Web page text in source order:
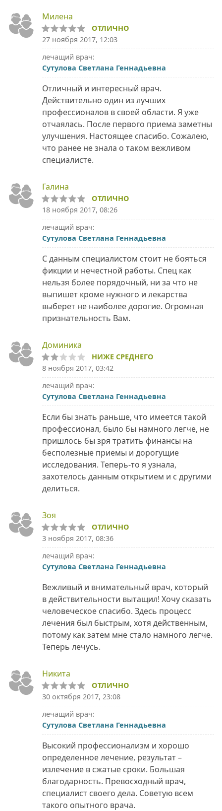
Милена
ОТЛИЧНО
27 ноября 2017, 12:03
лечащий врач:
Сутулова Светлана Геннадьевна
Отличный и интересный врач.
Действительно один из лучших
профессионалов в своей области. Я уже
отчаялась. После первого приема заметны
улучшения. Настоящее спасибо. Сожалею,
что ранее не знала о таком вежливом
специалисте.
Галина
ОТЛИЧНО
18 ноября 2017, 08:26
лечащий врач:
Сутулова Светлана Геннадьевна
С данным специалистом стоит не бояться
фикции и нечестной работы. Спец как
нельзя более порядочный, ни за что не
выпишет кроме нужного и лекарства
выберет не наиболее дорогие. Огромная
признательность Вам.
Доминика
НИЖЕ СРЕДНЕГО
8 ноября 2017, 03:42
лечащий врач:
Сутулова Светлана Геннадьевна
Если бы знать раньше, что имеется такой
профессионал, было бы намного легче, не
пришлось бы зря тратить финансы на
бесполезные приемы и дорогущие
исследования. Теперь-то я узнала,
захотелось данным открытием и с другими
делиться.
Зоя
ОТЛИЧНО
3 ноября 2017, 08:36
лечащий врач:
Сутулова Светлана Геннадьевна
Вежливый и внимательный врач, который
в действительности вытащил! Хочу сказать
человеческое спасибо. Здесь процесс
лечения был быстрым, хотя действенным,
потому как затем мне стало намного легче.
Теперь лечусь.
Никита
ОТЛИЧНО
30 октября 2017, 23:08
лечащий врач:
Сутулова Светлана Геннадьевна
Высокий профессионализм и хорошо
определенное лечение, результат –
излечение в сжатые сроки. Большая
благодарность. Превосходный врач,
специалист своего дела. Советую всем
такого опытного врача.